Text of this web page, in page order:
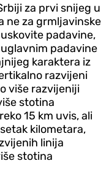
za prvi snijeg u
ne za grmljavinske
padavine,
padavine
karaktera iz
razvijeni
više razvijeniji
stotina
15 km uvis, ali
kilometara,
linija
stotina